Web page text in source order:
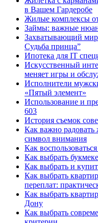
в Вашем Гардеробе
Жилые комплексы
Займы: важные
Захватывающий
Судьба принца”
Ипотека для IT
Искусственный
меняет игры и
Исполнители
«Пятый элемент»
Использование и
603
История съемок
Как важно
символ внимания
Как
Как выбрать
Как выбрать и
Как выбрать
переплат:
Как выбрать
Дону
Как выбрать